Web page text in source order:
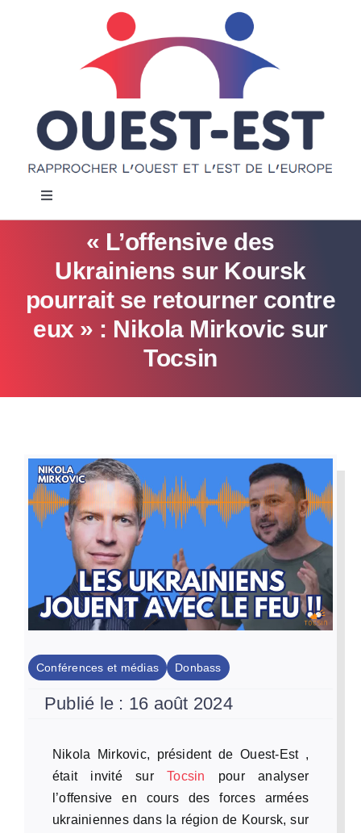
Navigation
à
Par Région
Contact
« L’offensive des
Ukrainiens sur Koursk
pourrait se retourner contre
eux » : Nikola Mirkovic sur
Tocsin
Conférences et médias Donbass
Publié le : 16 août 2024
Nikola Mirkovic, président de Ouest-Est ,
était invité surTocsin pour analyser
l’offensive en cours des forces armées
ukrainiennes dans la région de Koursk, sur